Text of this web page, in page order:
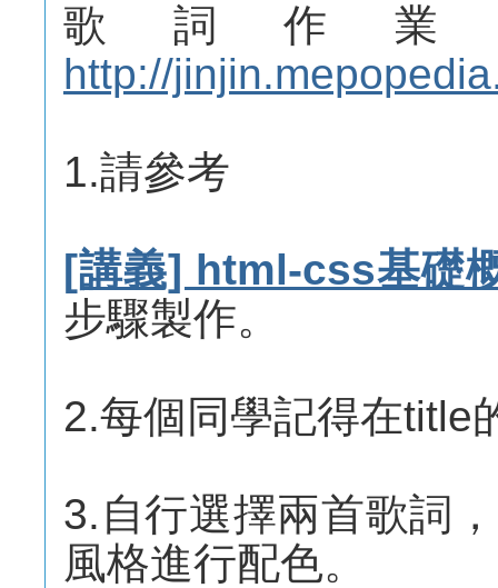
歌詞作業
http://
1.請參考
[講義] html-css基礎
步驟製作。
2.每個同學記得在title
3.自行選擇兩首歌詞
風格進行配色。